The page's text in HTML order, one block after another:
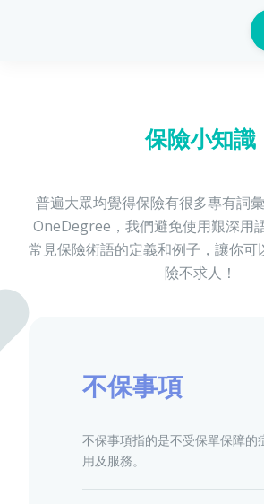
家電保養保險
危疾保
寵物保險
保險小知識
普遍大眾均覺得保險有很多專有詞
OneDegree，我們避免使用艱深用
常見保險術語的定義和例子，讓你可
險不求人！
不保事項
不保事項指的是不受保單保障的
用及服務。